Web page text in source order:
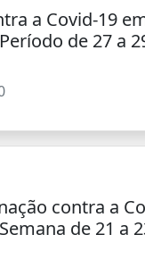
a Covid-19
de 27 a
contra a
de 21 a